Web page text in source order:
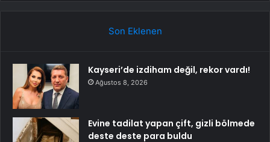
Son Eklenen
Kayseri’de izdiham değil, rekor vardı!
Ağustos 8, 2026
Evine tadilat yapan çift, gizli bölmede
deste deste para buldu